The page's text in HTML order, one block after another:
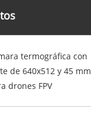
termográfica con
de 640x512 y 45 mm
drones FPV